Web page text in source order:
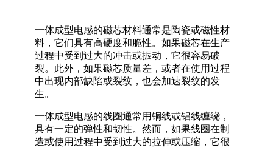
一体成型电感的磁芯材料通常是陶瓷或磁性材
料，它们具有高硬度和脆性。如果磁芯在生产
过程中受到过大的冲击或振动，它很容易破
裂。此外，如果磁芯质量差，或者在使用过程
中出现内部缺陷或裂纹，也会加速裂纹的发
生。
一体成型电感的线圈通常用铜线或铝线缠绕，
具有一定的弹性和韧性。然而，如果线圈在制
造或使用过程中受到过大的拉伸或压缩，它很